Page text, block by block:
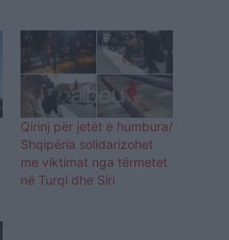
Qirinj për jetët e humbura/
Shqipëria solidarizohet
me viktimat nga tërmetet
në Turqi dhe Siri